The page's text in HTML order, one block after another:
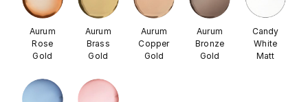
Aurum
Rose
Gold
Aurum
Brass
Gold
Aurum
Copper
Gold
Aurum
Bronze
Gold
Candy
White
Matt